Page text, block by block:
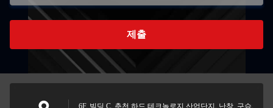
제출
6F, 빌딩 C, 춘천 하드 테크놀로지 산업단지, 난창, 구슈,